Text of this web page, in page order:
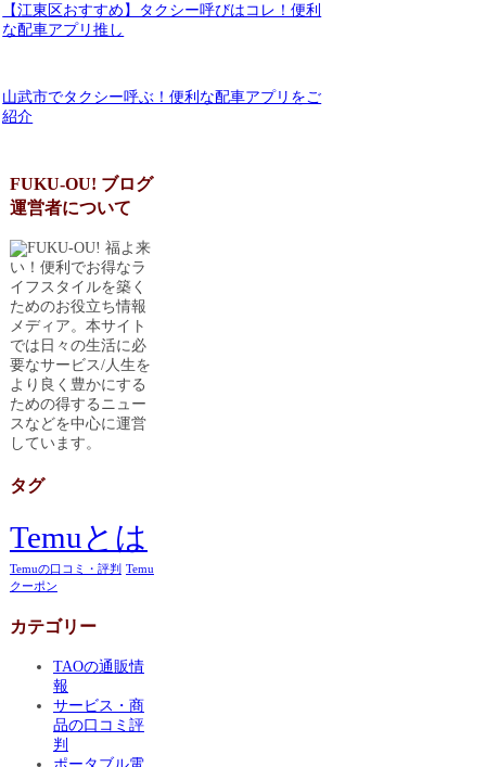
【江東区おすすめ】タクシー呼びはコレ！便利
な配車アプリ推し
山武市でタクシー呼ぶ！便利な配車アプリをご
紹介
FUKU-OU! ブログ
運営者について
福よ来
い！便利でお得なラ
イフスタイルを築く
ためのお役立ち情報
メディア。本サイト
では日々の生活に必
要なサービス/人生を
より良く豊かにする
ための得するニュー
スなどを中心に運営
しています。
タグ
Temuとは
Temuの口コミ・評判 Temu
クーポン
カテゴリー
TAOの通販情
報
サービス・商
品の口コミ評
判
ポータブル電